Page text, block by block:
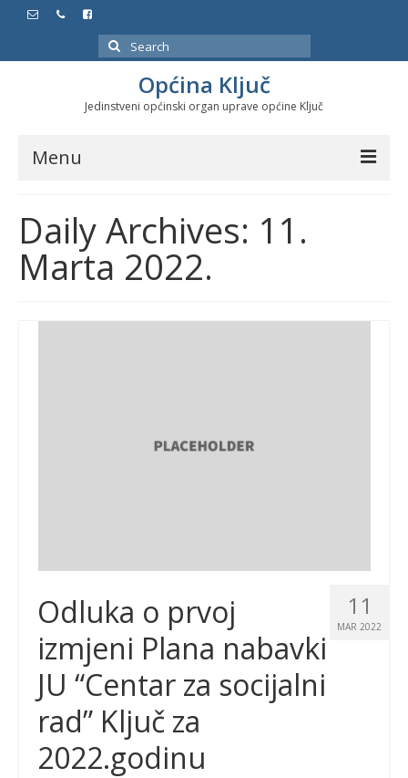
Search
for:
Općina Ključ
Jedinstveni općinski organ uprave općine Ključ
Menu
Službeni glasnici
Javne nabavke
Značajni datumi i manifestacije
Daily Archives: 11.
Marta 2022.
11
MAR 2022
Odluka o prvoj
izmjeni Plana nabavki
JU “Centar za socijalni
rad” Ključ za
2022.godinu